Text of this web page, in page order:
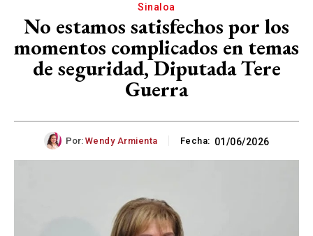
Sinaloa
No estamos satisfechos por los
momentos complicados en temas
de seguridad, Diputada Tere
Guerra
Por: Wendy Armienta Fecha: 01/06/2026